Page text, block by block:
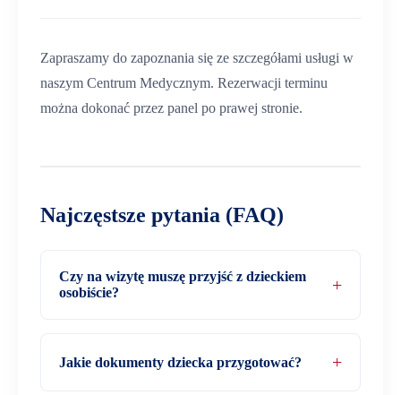
Zapraszamy do zapoznania się ze szczegółami usługi w
naszym Centrum Medycznym. Rezerwacji terminu
można dokonać przez panel po prawej stronie.
Najczęstsze pytania (FAQ)
Czy na wizytę muszę przyjść z dzieckiem
osobiście?
Jakie dokumenty dziecka przygotować?